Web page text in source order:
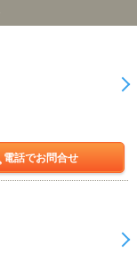
電話でお問合せ